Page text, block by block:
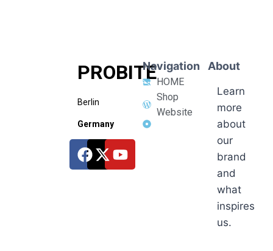
PROBITE
Berlin
Germany
Navigation
HOME
Shop
Website
About
Learn
more
about
our
brand
and
what
inspires
us.